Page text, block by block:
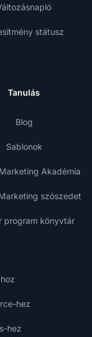
státusz
Tanulás
Blog
Sablonok
Akadémia
szószedet
program könyvtár
hez
hez